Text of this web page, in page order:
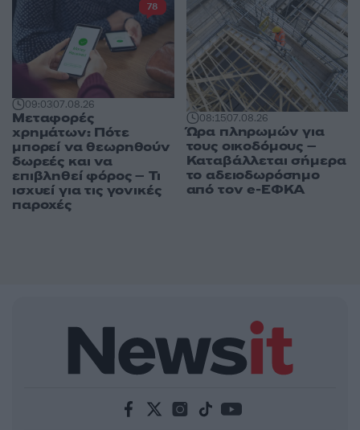
09:0307.08.26
Μεταφορές
χρημάτων: Πότε
μπορεί να θεωρηθούν
δωρεές και να
επιβληθεί φόρος – Τι
ισχυεί για τις γονικές
παροχές
78
08:1507.08.26
Ώρα πληρωμών για
τους οικοδόμους –
Καταβάλλεται σήμερα
το αδειοδωρόσημο
από τον e-ΕΦΚΑ